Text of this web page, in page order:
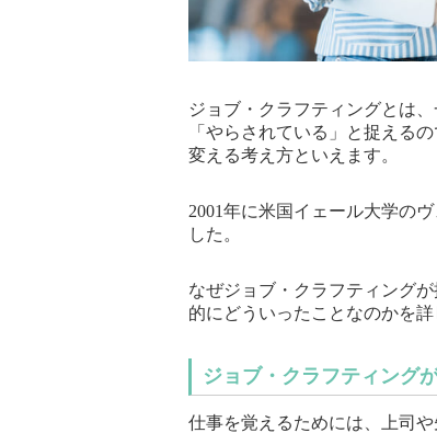
ジョブ・クラフティングとは
「やらされている」と捉える
変える考え方といえます。
2001年に米国イェール大学の
した。
なぜジョブ・クラフティング
的にどういったことなのかを詳
ジョブ・クラフティング
仕事を覚えるためには、上司